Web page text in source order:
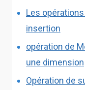
Les
insertion
opération de
une dimension
Opération de